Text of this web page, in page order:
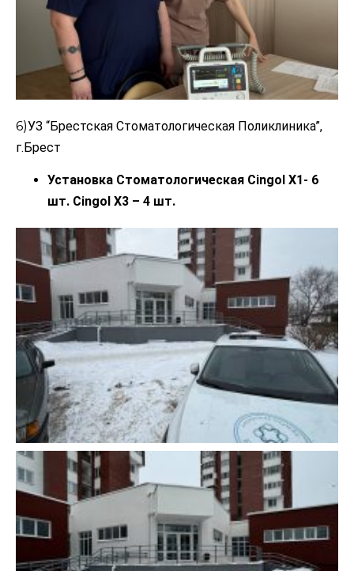
6)УЗ “Брестская Стоматологическая Поликлиника”,
г.Брест
Установка Стоматологическая Cingol Х1- 6
шт. Сingol X3 – 4 шт.